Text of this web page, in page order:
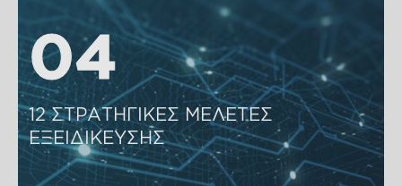
04
04
12 ΣΤΡΑΤΗΓΙΚΕΣ ΜΕΛΕΤΕΣ
ΕΞΕΙΔΙΚΕΥΣΗΣ